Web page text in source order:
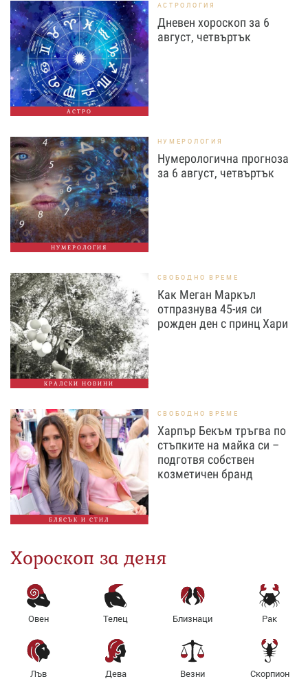
АСТРО
АСТРОЛОГИЯ
Дневен хороскоп за 6
август, четвъртък
НУМЕРОЛОГИЯ
НУМЕРОЛОГИЯ
Нумерологична прогноза
за 6 август, четвъртък
КРАЛСКИ НОВИНИ
СВОБОДНО ВРЕМЕ
Как Меган Маркъл
отпразнува 45-ия си
рожден ден с принц Хари
БЛЯСЪК И СТИЛ
СВОБОДНО ВРЕМЕ
Харпър Бекъм тръгва по
стъпките на майка си –
подготвя собствен
козметичен бранд
Хороскоп за деня
Овен Телец Близнаци Рак
Лъв Дева Везни Скорпион